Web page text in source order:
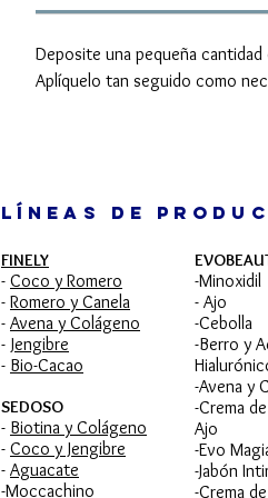
Deposite una pequeña cantidad
Aplíquelo tan seguido como
LÍNEAS DE
FINELY
- Coco y Romero
- Romero y Canela
- Avena y Colágeno
- Jengibre
- Bio-Cacao
SEDOSO
- Biotina y Colágeno
- Coco y Jengibre
- Aguacate
-Moccachino
-Minoxidil
- Ajo
-Cebolla
-Berro y
-Avena y
-Crema
Ajo
-Evo
-Jabón
-Crema